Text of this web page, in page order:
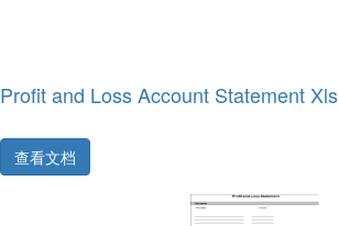
Profit and Loss Account Statement Xls
查看文档